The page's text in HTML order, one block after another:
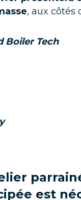
, aux côtés
Boiler Tech
est